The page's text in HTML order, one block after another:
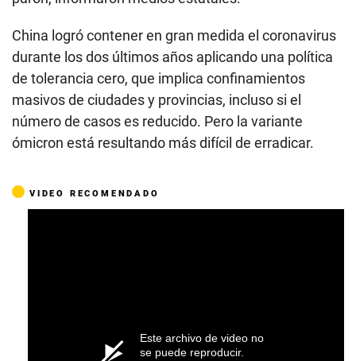
China logró contener en gran medida el coronavirus
durante los dos últimos años aplicando una política
de tolerancia cero, que implica confinamientos
masivos de ciudades y provincias, incluso si el
número de casos es reducido. Pero la variante
ómicron está resultando más difícil de erradicar.
VIDEO RECOMENDADO
Este archivo de video no
se puede reproducir.